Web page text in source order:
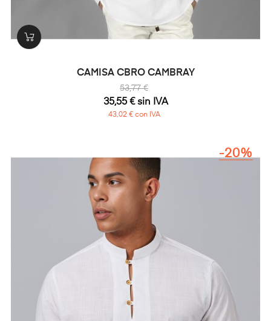
CAMISA CBRO CAMBRAY
53,77 €
35,55 € sin IVA
43,02 € con IVA
-20%